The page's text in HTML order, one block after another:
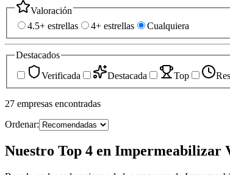
Valoración
4.5+ estrellas
4+ estrellas Cualquiera
Destacados
Verificada
Destacada Top
27 empresas encontradas
Ordenar:
Nuestro Top 4 en Impermeabilizar